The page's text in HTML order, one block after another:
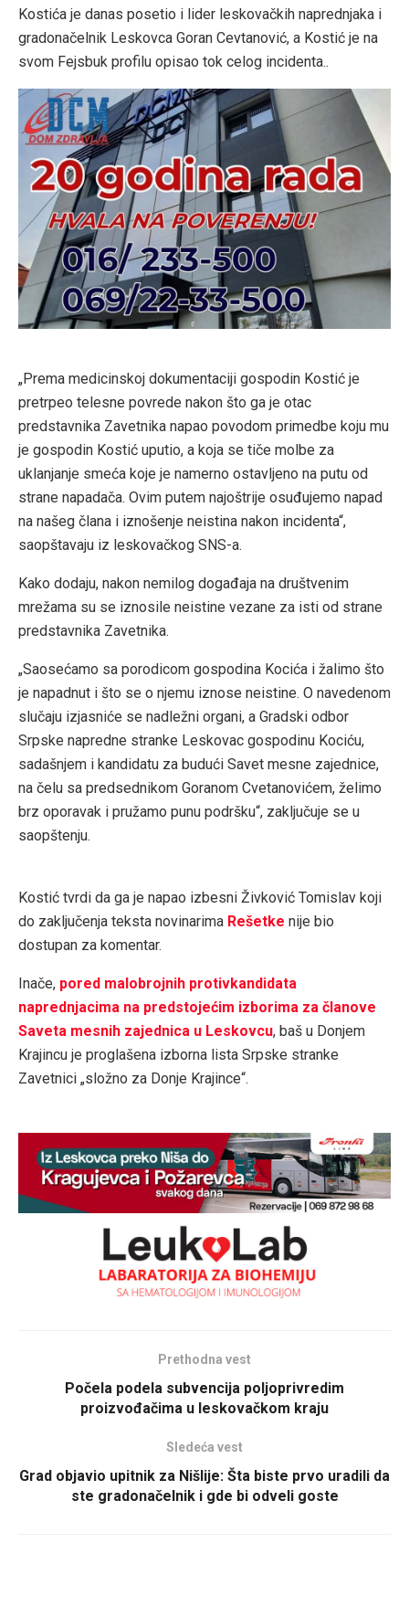
Kostića je danas posetio i lider leskovačkih naprednjaka i
gradonačelnik Leskovca Goran Cevtanović, a Kostić je na
svom Fejsbuk profilu opisao tok celog incidenta..
„Prema medicinskoj dokumentaciji gospodin Kostić je
pretrpeo telesne povrede nakon što ga je otac
predstavnika Zavetnika napao povodom primedbe koju mu
je gospodin Kostić uputio, a koja se tiče molbe za
uklanjanje smeća koje je namerno ostavljeno na putu od
strane napadača. Ovim putem najoštrije osuđujemo napad
na našeg člana i iznošenje neistina nakon incidenta“,
saopštavaju iz leskovačkog SNS-a.
Kako dodaju, nakon nemilog događaja na društvenim
mrežama su se iznosile neistine vezane za isti od strane
predstavnika Zavetnika.
„Saosećamo sa porodicom gospodina Kocića i žalimo što
je napadnut i što se o njemu iznose neistine. O navedenom
slučaju izjasniće se nadležni organi, a Gradski odbor
Srpske napredne stranke Leskovac gospodinu Kociću,
sadašnjem i kandidatu za budući Savet mesne zajednice,
na čelu sa predsednikom Goranom Cvetanovićem, želimo
brz oporavak i pružamo punu podršku“, zaključuje se u
saopštenju.
Kostić tvrdi da ga je napao izbesni Živković Tomislav koji
do zaključenja teksta novinarima Rešetke nije bio
dostupan za komentar.
Inače, pored malobrojnih protivkandidata
naprednjacima na predstojećim izborima za članove
Saveta mesnih zajednica u Leskovcu, baš u Donjem
Krajincu je proglašena izborna lista Srpske stranke
Zavetnici „složno za Donje Krajince“.
Prethodna vest
Počela podela subvencija poljoprivredim
proizvođačima u leskovačkom kraju
Sledeća vest
Grad objavio upitnik za Nišlije: Šta biste prvo uradili da
ste gradonačelnik i gde bi odveli goste